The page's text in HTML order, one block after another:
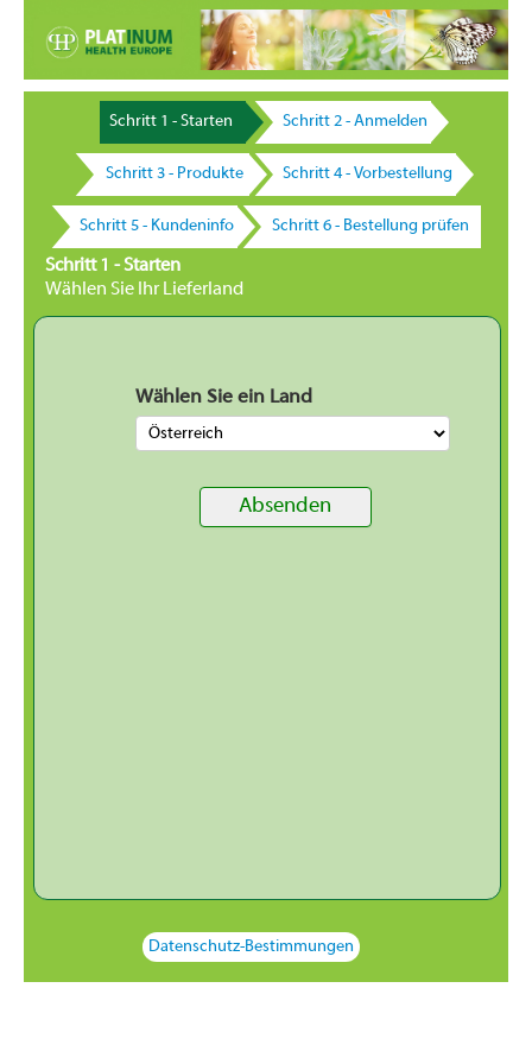
Schritt 1 - Starten Schritt 2 - Anmelden
Schritt 3 - Produkte Schritt 4 - Vorbestellung
Schritt 5 - Kundeninfo Schritt 6 - Bestellung prüfen
Schritt 1 - Starten
Wählen Sie Ihr Lieferland
Wählen Sie ein Land
Absenden
Datenschutz-Bestimmungen